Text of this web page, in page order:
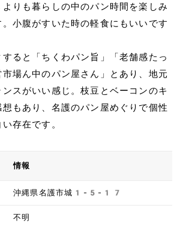
りも暮らしの中のパン時間を楽しみ
小腹がすいた時の軽食にもいいです
ると「ちくわパン旨」「老舗感たっ
場ん中のパン屋さん」とあり、地元
スがいい感じ。枝豆とベーコンのキ
もあり、名護のパン屋めぐりで個性
存在です。
情報
沖縄県名護市城1-5-17
不明